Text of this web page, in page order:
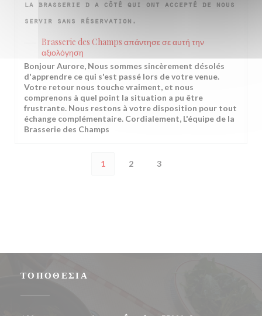
la brasserie d a côté qui ont accepté de nous
servir sans réservation.
Brasserie des Champs απάντησε σε αυτή την
αξιολόγηση
Bonjour Aurore, Nous sommes sincèrement désolés
d'apprendre ce qui s'est passé lors de votre venue.
Votre retour nous touche vraiment, et nous
comprenons à quel point la situation a pu être
frustrante. Nous restons à votre disposition pour tout
échange complémentaire. Cordialement, L'équipe de la
Brasserie des Champs
1 2 3
ΤΟΠΟΘΕΣΊΑ